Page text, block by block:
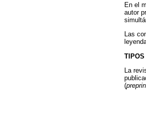
En el
autor
Las
TIPOS
La
(